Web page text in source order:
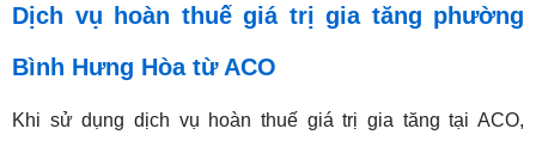
Dịch vụ hoàn thuế giá trị gia tăng phường
Bình Hưng Hòa từ ACO
Khi sử dụng dịch vụ hoàn thuế giá trị gia tăng tại ACO,